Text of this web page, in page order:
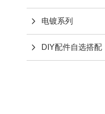
电镀系列
DIY配件自选搭配